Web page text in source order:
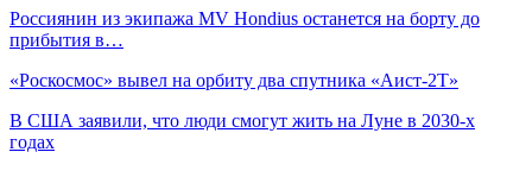
Россиянин из экипажа MV Hondius останется на борту до
прибытия в…
«Роскосмос» вывел на орбиту два спутника «Аист-2Т»
В США заявили, что люди смогут жить на Луне в 2030-х
годах